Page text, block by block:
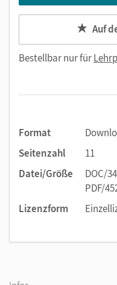
Auf
Bestellbar nur für
Format
Seitenzahl
11
Datei/Größe
DOC/
PDF/
Lizenzform